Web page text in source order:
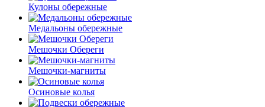
Кулоны обережные
Медальоны обережные
Мешочки Обереги
Мешочки-магниты
Осиновые колья